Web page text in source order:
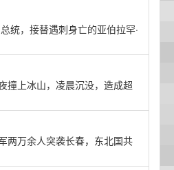
统，接替遇刺身亡的亚伯拉罕·
撞上冰山，凌晨沉没，造成超
两万余人突袭长春，东北国共